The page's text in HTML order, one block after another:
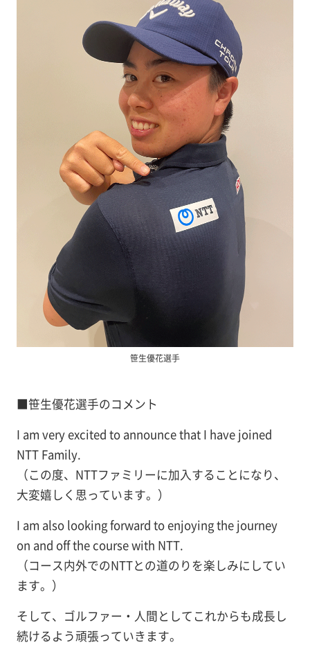
笹生優花選手
■笹生優花選手のコメント
I am very excited to announce that I have joined
NTT Family.
（この度、NTTファミリーに加入することになり、
大変嬉しく思っています。）
I am also looking forward to enjoying the journey
on and off the course with NTT.
（コース内外でのNTTとの道のりを楽しみにしてい
ます。）
そして、ゴルファー・人間としてこれからも成長し
続けるよう頑張っていきます。